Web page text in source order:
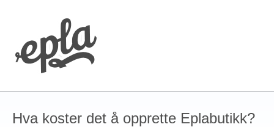
Hva koster det å opprette Eplabutikk?